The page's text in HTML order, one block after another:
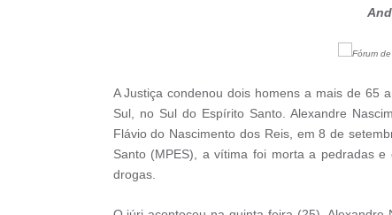
Fórum
A Justiça condenou dois homens a mais de 65
Sul, no Sul do Espírito Santo. Alexandre
Flávio do Nascimento dos Reis, em 8 de
Santo (MPES), a vítima foi morta a pedradas
drogas.